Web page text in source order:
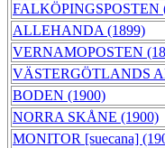
FALKÖPINGSPOSTEN
ALLEHANDA (1899)
VERNAMOPOSTEN
VÄSTERGÖTLANDS
BODEN (1900)
NORRA SKÅNE (1900)
MONITOR [suecana]